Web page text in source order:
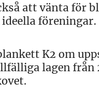
att vänta för
föreningar.
K2 om
lagen från